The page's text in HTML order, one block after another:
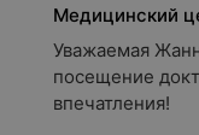
Медицинский
Уважаемая
посещение
впечатления!